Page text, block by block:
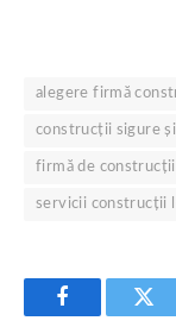
alegere firmă
construcții sigure
firmă de construcții
servicii construcții
Facebook